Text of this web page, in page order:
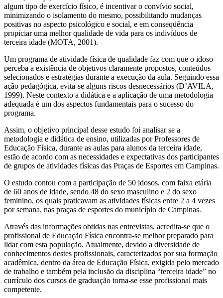
algum tipo de exercício físico, é incentivar o convívio social,
minimizando o isolamento do mesmo, possibilitando mudanças
positivas no aspecto psicológico e social, e em conseqüência
propiciar uma melhor qualidade de vida para os indivíduos de
terceira idade (MOTA, 2001).
Um programa de atividade física de qualidade faz com que o idoso
perceba a existência de objetivos claramente propostos, conteúdos
selecionados e estratégias durante a execução da aula. Seguindo essa
ação pedagógica, evita-se alguns riscos desnecessários (D’AVILA,
1999). Neste contexto a didática e a aplicação de uma metodologia
adequada é um dos aspectos fundamentais para o sucesso do
programa.
Assim, o objetivo principal desse estudo foi analisar se a
metodologia e didática de ensino, utilizadas por Professores de
Educação Física, durante as aulas para alunos da terceira idade,
estão de acordo com as necessidades e expectativas dos participantes
de grupos de atividades físicas das Praças de Esportes em Campinas.
O estudo contou com a participação de 50 idosos, com faixa etária
de 60 anos de idade, sendo 48 do sexo masculino e 2 do sexo
feminino, os quais praticavam as atividades físicas entre 2 a 4 vezes
por semana, nas praças de esportes do município de Campinas.
Através das informações obtidas nas entrevistas, acredita-se que o
profissional de Educação Física encontra-se melhor preparado para
lidar com esta população. Atualmente, devido a diversidade de
conhecimentos destes profissionais, caracterizados por sua formação
acadêmica, dentro da área de Educação Física, exigida pelo mercado
de trabalho e também pela inclusão da disciplina “terceira idade” no
currículo dos cursos de graduação torna-se esse profissional mais
competente.